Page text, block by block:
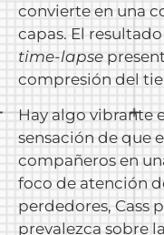
convierte en una
capas. El
time-lapse
compresión del
Hay algo vibrante
sensación de que
compañeros en
foco de atención
perdedores, Cass
prevalezca sobre